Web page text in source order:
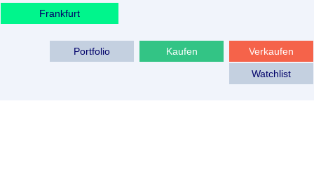
Frankfurt
Verkaufen
Kaufen
Portfolio
Watchlist